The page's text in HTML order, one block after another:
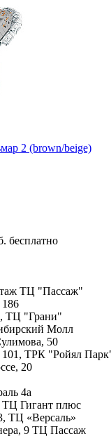
2 (brown/beige)
бесплатно
ТЦ "Пассаж"
ТЦ "Грани"
Молл
50
101, ТРК "Ройял
20
4а
Гигант плюс
ТЦ «Версаль»
9 ТЦ Пассаж